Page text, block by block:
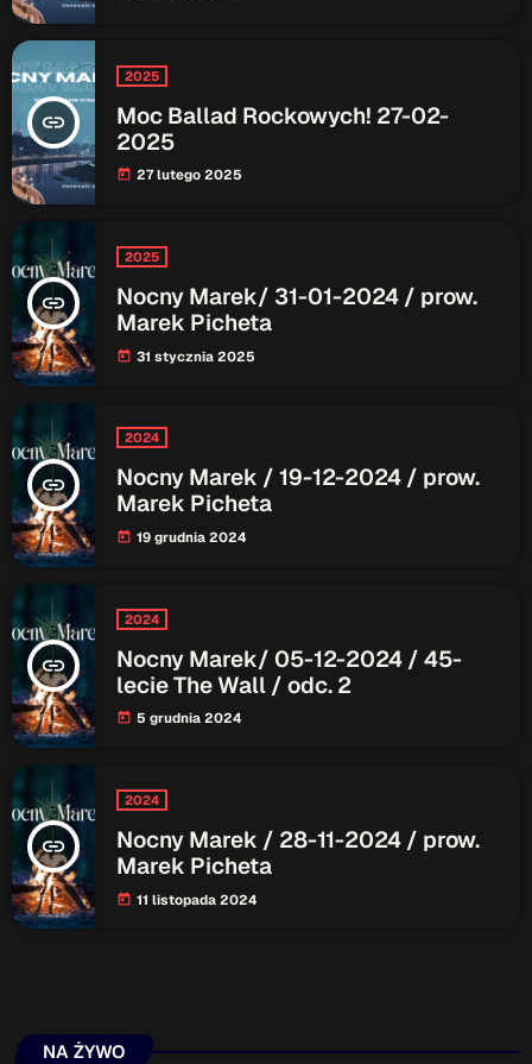
O nas– jedyna w Kielcach studencka stacja radiowa.
kieleckich studentów
Patronat medialny Radia Fraszka
itp.
Wyszukaj
search
ON AIR
Audycja
Serwis Informacyjny
10:00 - 10:05
Upcoming shows
insert_link
2025
Moc Ballad Rockowych! 27-02-
2025
today 27 lutego 2025
insert_link
2025
Nocny Marek/ 31-01-2024 / prow.
Marek Picheta
today 31 stycznia 2025
insert_link
2024
Nocny Marek / 19-12-2024 / prow.
Marek Picheta
today 19 grudnia 2024
insert_link
2024
Nocny Marek/ 05-12-2024 / 45-
lecie The Wall / odc. 2
today 5 grudnia 2024
insert_link
2024
Nocny Marek / 28-11-2024 / prow.
Marek Picheta
today 11 listopada 2024
NA ŻYWO